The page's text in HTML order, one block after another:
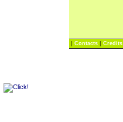
| Contacts | Credits